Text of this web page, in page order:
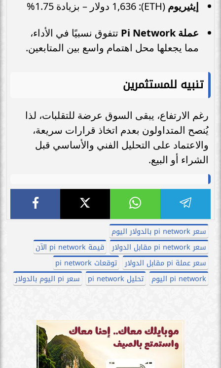
إيثيريوم (ETH): 1,636 دولار – بزيادة 1.75%
عملة Pi Network
تتفوق نسبيًا في الأداء،
مما يجعلها محل اهتمام واسع بين المتابعين.
تنبيه للمستثمرين
رغم الارتفاع، يبقى السوق عرضة للتقلبات، لذا
يُنصح المتداولون بعدم اتخاذ قرارات سريعة،
والاعتماد على التحليل الفني والأساسي قبل
الشراء أو البيع.
سعر pi network بالدولار اليوم
سعر pi network مقابل الدولار
قيمة pi network الآن
سعر عملة pi مقابل الدولار
توقعات pi network
pi network اليوم
تحليل pi network سعر pi اليوم بالدولار